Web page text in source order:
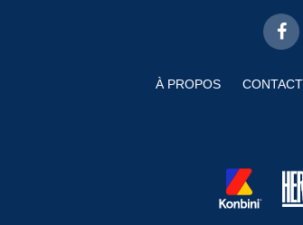
À PROPOS CONTACT